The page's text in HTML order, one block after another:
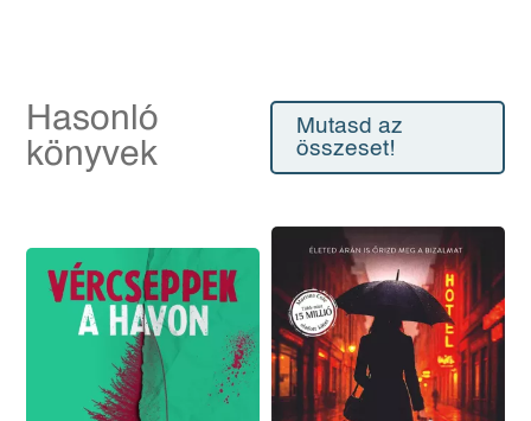
Hasonló
könyvek
Mutasd az
összeset!